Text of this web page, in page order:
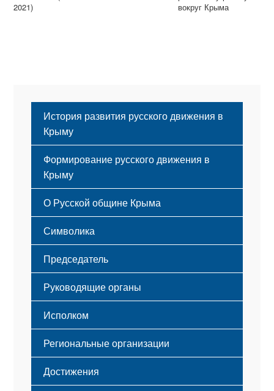
2021)
вокруг Крыма
История развития русского движения в
Крыму
Формирование русского движения в
Крыму
Русский Крым
О Русской общине Крыма
Этапы становления
Принципы деятельности
Структура
Мероприятия
Символика
Флаг
Герб
Гимн
Председатель
Руководящие органы
Исполком
Региональные организации
Достижения